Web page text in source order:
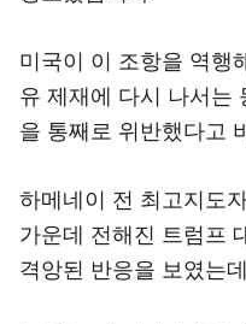
미국이 이 조항을 역행
유 제재에 다시 나서는
을 통째로 위반했다고
하메네이 전 최고지도
가운데 전해진 트럼프
격앙된 반응을 보였는